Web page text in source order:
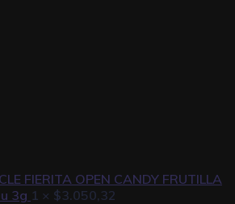
FIERITA OPEN CANDY FRUTILLA
3g 1 × $3.050,32